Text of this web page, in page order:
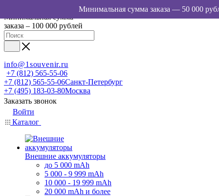
Минимальная сумма
заказа – 100 000 рублей
info@1souvenir.ru
+7 (812) 565-55-06
+7 (812) 565-55-06Санкт-Петербург
+7 (495) 183-03-80Москва
Заказать звонок
Войти
Каталог
Внешние аккумуляторы
до 5 000 mAh
5 000 - 9 999 mAh
10 000 - 19 999 mAh
20 000 mAh и более